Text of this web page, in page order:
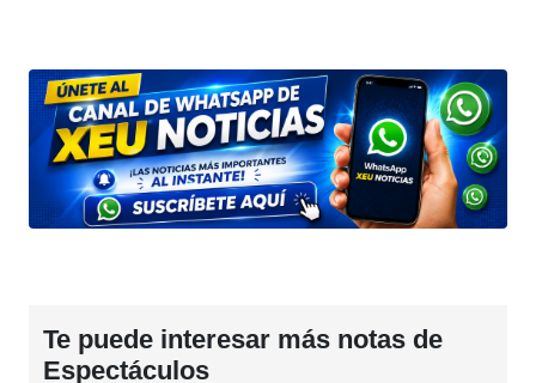
Te puede interesar más notas de
Espectáculos